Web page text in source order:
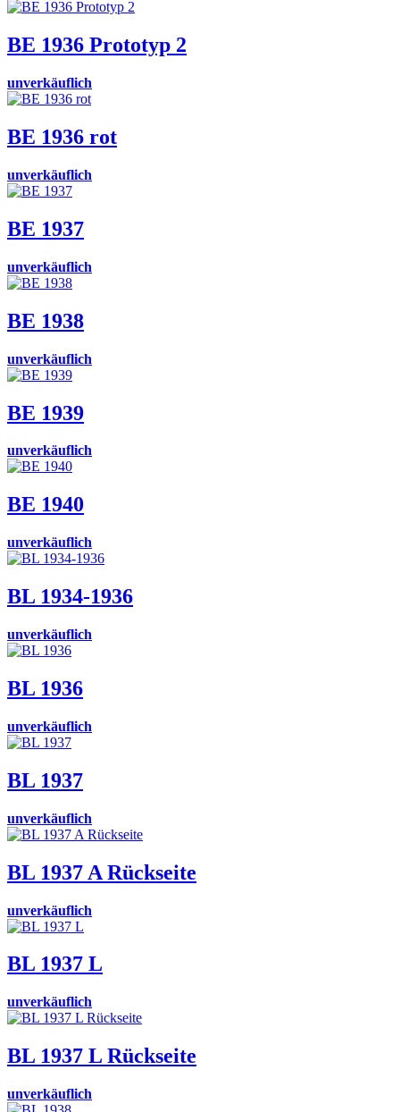
BE 1936 Prototyp 2
unverkäuflich
BE 1936 rot
unverkäuflich
BE 1937
unverkäuflich
BE 1938
unverkäuflich
BE 1939
unverkäuflich
BE 1940
unverkäuflich
BL 1934-1936
unverkäuflich
BL 1936
unverkäuflich
BL 1937
unverkäuflich
BL 1937 A Rückseite
unverkäuflich
BL 1937 L
unverkäuflich
BL 1937 L Rückseite
unverkäuflich